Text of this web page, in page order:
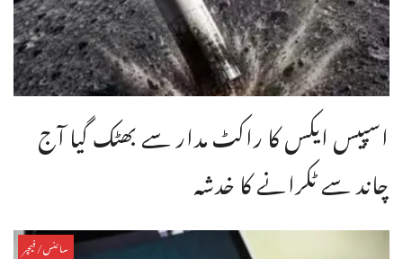
اسپیس ایکس کا راکٹ مدار سے بھٹک گیا آج
چاند سے ٹکرانے کا خدشہ
سائنس/فیچر